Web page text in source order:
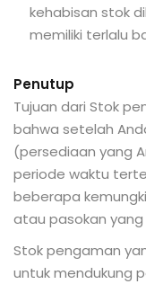
kehabisan stok
memiliki terlalu
Penutup
Tujuan dari Stok
bahwa setelah
(persediaan yang
periode waktu
beberapa
atau pasokan
Stok pengaman
untuk mendukung